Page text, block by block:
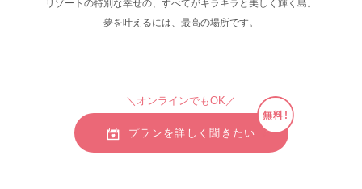
リゾートの特別な幸せの、すべてがキラキラと美しく輝く島。
夢を叶えるには、最高の場所です。
＼オンラインでもOK／
プランを詳しく聞きたい
無料!